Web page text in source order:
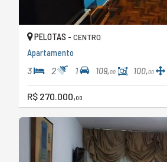
PELOTAS - CENTRO
Apartamento
3 2 1 109,00 100,00
R$ 270.000,00